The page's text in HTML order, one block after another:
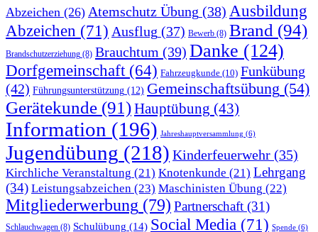
Abzeichen (26) Atemschutz Übung (38) Ausbildung
Abzeichen (71) Ausflug (37) Bewerb (8) Brand (94)
Brandschutzerziehung (8) Brauchtum (39) Danke (124)
Dorfgemeinschaft (64) Fahrzeugkunde (10) Funkübung
(42) Führungsunterstützung (12) Gemeinschaftsübung (54)
Gerätekunde (91)Hauptübung (43)
Information (196) Jahreshauptversammlung (6)
Jugendübung (218) Kinderfeuerwehr (35)
Kirchliche Veranstaltung (21) Knotenkunde (21) Lehrgang
(34) Leistungsabzeichen (23) Maschinisten Übung (22)
Mitgliederwerbung (79) Partnerschaft (31)
Schlauchwagen (8) Schulübung (14) Social Media (71) Spende (6)